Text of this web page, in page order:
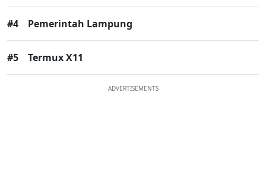
#4 Pemerintah Lampung
#5 Termux X11
ADVERTISEMENTS